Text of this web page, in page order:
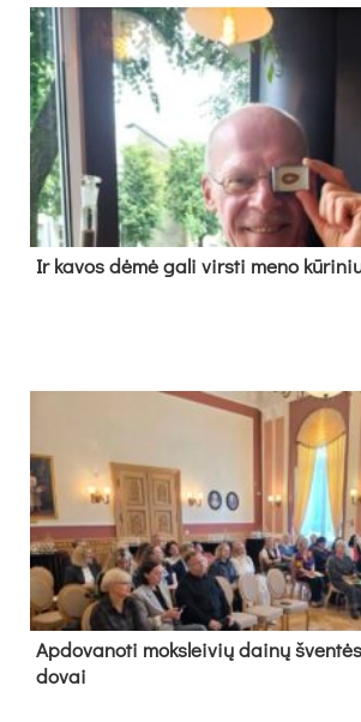
Ir ka­vos dė­mė ga­li virs­ti me­no
Ap­do­va­no­ti moks­lei­vių dai­nų
do­vai